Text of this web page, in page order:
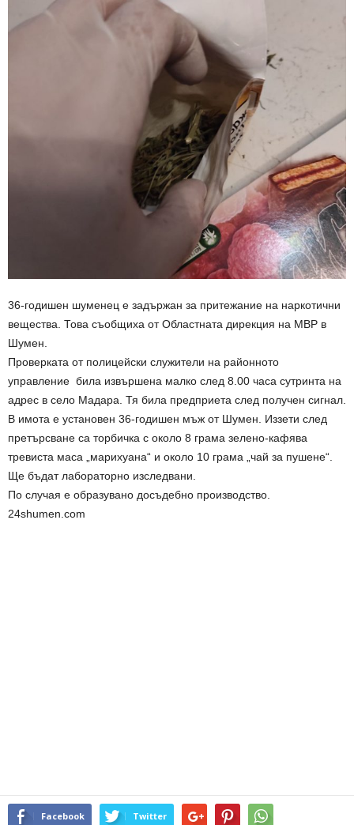
36-годишен шуменец е задържан за притежание на наркотични
вещества. Това съобщиха от Областната дирекция на МВР в
Шумен.
Проверката от полицейски служители на районното
управление била извършена малко след 8.00 часа сутринта на
адрес в село Мадара. Тя била предприета след получен сигнал.
В имота е установен 36-годишен мъж от Шумен. Иззети след
претърсване са торбичка с около 8 грама зелено-кафява
тревиста маса „марихуана“ и около 10 грама „чай за пушене“.
Ще бъдат лабораторно изследвани.
По случая е образувано досъдебно производство.
24shumen.com
Facebook Twitter